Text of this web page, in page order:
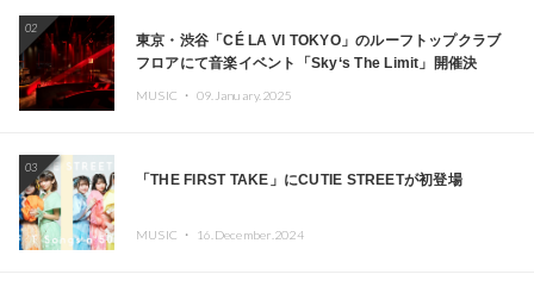
02
東京・渋谷「CÉ LA VI TOKYO」のルーフトップクラブ
フロアにて音楽イベント「Sky‘s The Limit」開催決
Kza（FORCE OF NATURE）ら日本を代表するDJ・クリ
MUSIC ・ 09.January.2025
03
「THE FIRST TAKE」にCUTIE STREETが初登場
MUSIC ・ 16.December.2024